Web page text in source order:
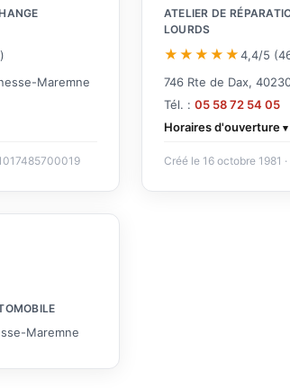
Maremne
ATELIER DE
LOURDS
★★★★★4,4/5
746 Rte de Dax,
Tél. : 05 58 72 54 05
Horaires d'ouverture
Créé le 16 octobre 1981
Maremne